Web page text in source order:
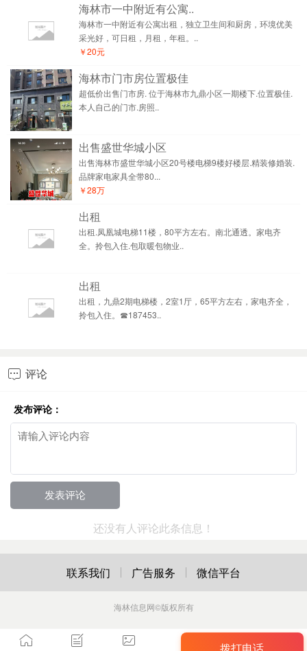
海林市一中附近有公寓..
海林市一中附近有公寓出租，独立卫生间和厨房，环境优美
采光好，可日租，月租，年租。..
￥20元
海林市门市房位置极佳
超低价出售门市房. 位于海林市九鼎小区一期楼下.位置极佳.
本人自己的门市.房照..
出售盛世华城小区
出售海林市盛世华城小区20号楼电梯9楼好楼层.精装修婚装.
品牌家电家具全带80...
￥28万
出租
出租.凤凰城电梯11楼，80平方左右。南北通透。家电齐
全。拎包入住.包取暖包物业..
出租
出租，九鼎2期电梯楼，2室1厅，65平方左右，家电齐全，
拎包入住。☎187453..
 评论
发布评论：
还没有人评论此条信息！
联系我们 广告服务 微信平台
海林信息网©版权所有